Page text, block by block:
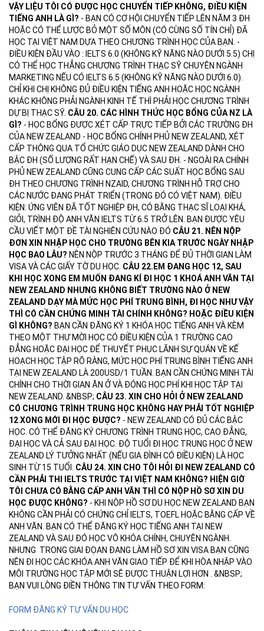
VẬY LIỆU TÔI CÓ ĐƯỢC HỌC CHUYỂN TIẾP KHÔNG, ĐIỀU KIỆN
TIẾNG ANH LÀ GÌ? - BẠN CÓ CƠ HỘI CHUYỂN TIẾP LÊN NĂM 3 ĐH
HOẶC CÓ THỂ LƯỢC BỎ MỘT SỐ MÔN (CÓ CÙNG SỐ TÍN CHỈ) ĐÃ
HỌC TẠI VIỆT NAM DỰA THEO CHƯƠNG TRÌNH HỌC CỦA BẠN. -
ĐIỀU KIỆN ĐẦU VÀO : IELTS 6.0 (KHÔNG KỸ NĂNG NÀO DƯỚI 5.5) CHỊ
CÓ THỂ HỌC THẲNG CHƯƠNG TRÌNH THẠC SỸ CHUYÊN NGÀNH
MARKETING NẾU CÓ IELTS 6.5 (KHÔNG KỸ NĂNG NÀO DƯỚI 6.0).
CHỈ KHI CHỊ KHÔNG ĐỦ ĐIỀU KIỆN TIẾNG ANH HOẶC HỌC NGÀNH
KHÁC KHÔNG PHẢI NGÀNH KINH TẾ THÌ PHẢI HỌC CHƯƠNG TRÌNH
DỰ BỊ THẠC SỸ. CÂU 20. CÁC HÌNH THỨC HỌC BỔNG CỦA NZ LÀ
GÌ? - HỌC BỔNG ĐƯỢC XÉT CẤP TRỰC TIẾP BỞI CÁC TRƯỜNG ĐH
CỦA NEW ZEALAND - HỌC BỔNG CHÍNH PHỦ NEW ZEALAND, XÉT
CẤP THÔNG QUA TỔ CHỨC GIÁO DỤC NEW ZEALAND DÀNH CHO
BẬC ĐH (SỐ LƯỢNG RẤT HẠN CHẾ) VÀ SAU ĐH. - NGOÀI RA CHÍNH
PHỦ NEW ZEALAND CŨNG CUNG CẤP CÁC SUẤT HỌC BỔNG SAU
ĐH THEO CHƯƠNG TRÌNH NZAID, CHƯƠNG TRÌNH HỖ TRỢ CHO
CÁC NƯỚC ĐANG PHÁT TRIỂN (TRONG ĐÓ CÓ VIỆT NAM). ĐIỀU
KIỆN: ỨNG VIÊN ĐÃ TỐT NGHIỆP ĐH, CÓ BẰNG THẠC SĨ LOẠI KHÁ,
GIỎI, TRÌNH ĐỘ ANH VĂN IELTS TỪ 6.5 TRỞ LÊN. BẠN ĐƯỢC YÊU
CẦU VIẾT MỘT ĐỀ TÀI NGHIÊN CỨU NÀO ĐÓ CÂU 21. NÊN NỘP
ĐƠN XIN NHẬP HỌC CHO TRƯỜNG BÊN KIA TRƯỚC NGÀY NHẬP
HỌC BAO LÂU? NÊN NỘP TRƯỚC 3 THÁNG ĐỂ ĐỦ THỜI GIAN LÀM
VISA VÀ CÁC GIẤY TỜ DU HỌC. CÂU 22.EM ĐANG HỌC 12, SAU
KHI HỌC XONG EM MUỐN ĐANG KÍ ĐI HỌC 1 KHOÁ ANH VĂN TẠI
NEW ZEALAND NHƯNG KHÔNG BIẾT TRƯỜNG NÀO Ở NEW
ZEALAND DẠY MÀ MỨC HỌC PHÍ TRUNG BÌNH, ĐI HỌC NHƯ VẬY
THÌ CÓ CẦN CHỨNG MINH TÀI CHÍNH KHÔNG? HOẶC ĐIỀU KIỆN
GÌ KHÔNG? BẠN CẦN ĐĂNG KÝ 1 KHÓA HỌC TIẾNG ANH VÀ KÈM
THEO MỘT THƯ MỜI HỌC CÓ ĐIỀU KIỆN CỦA 1 TRƯỜNG CAO
ĐẲNG HOẶC ĐẠI HỌC ĐỂ THUYẾT PHỤC LÃNH SỰ QUÁN VỀ KẾ
HOẠCH HỌC TẬP RÕ RÀNG, MỨC HỌC PHÍ TRUNG BÌNH TIẾNG ANH
TẠI NEW ZEALAND LÀ 200USD/1 TUẦN. BẠN CẦN CHỨNG MINH TÀI
CHÍNH CHO THỜI GIAN ĂN Ở VÀ ĐÓNG HỌC PHÍ KHI HỌC TẬP TẠI
NEW ZEALAND. &NBSP; CÂU 23. XIN CHO HỎI Ở NEW ZEALAND
CÓ CHƯƠNG TRÌNH TRUNG HỌC KHÔNG HAY PHẢI TỐT NGHIỆP
12 XONG MỚI ĐI HỌC ĐƯỢC? - NEW ZEALAND CÓ ĐỦ CÁC BẬC
HỌC. CÓ THỂ ĐĂNG KÝ CHƯƠNG TRÌNH TRUNG HỌC, CAO ĐẲNG,
ĐẠI HỌC VÀ CẢ SAU ĐẠI HỌC. ĐỘ TUỔI ĐI HỌC TRUNG HỌC Ở NEW
ZEALAND LÝ TƯỞNG NHẤT (NẾU GIA ĐÌNH CÓ ĐIỀU KIỆN) LÀ HỌC
SINH TỪ 15 TUỔI. CÂU 24. XIN CHO TÔI HỎI ĐI NEW ZEALAND CÓ
CẦN PHẢI THI IELTS TRƯỚC TẠI VIỆT NAM KHÔNG? HIỆN GIỜ
TÔI CHƯA CÓ BẰNG CẤP ANH VĂN THÌ CÓ NỘP HỒ SƠ XIN DU
HỌC ĐƯỢC KHÔNG? - KHI NỘP HỒ SƠ DU HỌC NEW ZEALAND BẠN
KHÔNG CẦN PHẢI CÓ CHỨNG CHỈ IELTS, TOEFL HOẶC BẰNG CẤP VỀ
ANH VĂN. BẠN CÓ THỂ ĐĂNG KÝ HỌC TIẾNG ANH TẠI NEW
ZEALAND VÀ SAU ĐÓ HỌC VÔ KHÓA CHÍNH, CHUYÊN NGÀNH.
NHƯNG TRONG GIAI ĐỌAN ĐANG LÀM HỒ SƠ XIN VISA BẠN CŨNG
NÊN ĐI HỌC CÁC KHÓA ANH VĂN GIAO TIẾP ĐỂ KHI HÒA NHẬP VÀO
MÔI TRƯỜNG HỌC TẬP MỚI SẼ ĐƯỢC THUẬN LỢI HƠN . &NBSP;
BẠN VUI LÒNG ĐIỀN THÔNG TIN TƯ VẤN THEO FORM:
FORM ĐĂNG KÝ TƯ VẤN DU HỌC